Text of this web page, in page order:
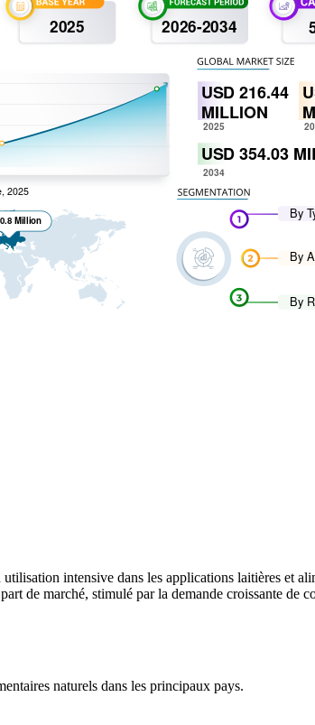
intensive dans les applications laitières et
de marché, stimulé par la demande croissante de
naturels dans les principaux pays.